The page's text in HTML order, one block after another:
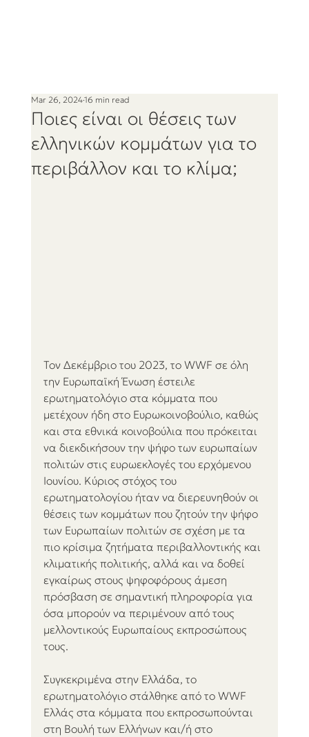
Ποιες είναι οι θέσεις των
ελληνικών κομμάτων για το
περιβάλλον και το κλίμα;
Mar 26, 202416 min read
Τον Δεκέμβριο του 2023, το WWF σε όλη
την Ευρωπαϊκή Ένωση έστειλε
ερωτηματολόγιο στα κόμματα που
μετέχουν ήδη στο Ευρωκοινοβούλιο, καθώς
και στα εθνικά κοινοβούλια που πρόκειται
να διεκδικήσουν την ψήφο των ευρωπαίων
πολιτών στις ευρωεκλογές του ερχόμενου
Ιουνίου. Κύριος στόχος του
ερωτηματολογίου ήταν να διερευνηθούν οι
θέσεις των κομμάτων που ζητούν την ψήφο
των Ευρωπαίων πολιτών σε σχέση με τα
πιο κρίσιμα ζητήματα περιβαλλοντικής και
κλιματικής πολιτικής, αλλά και να δοθεί
εγκαίρως στους ψηφοφόρους άμεση
πρόσβαση σε σημαντική πληροφορία για
όσα μπορούν να περιμένουν από τους
μελλοντικούς Ευρωπαίους εκπροσώπους
τους.
Συγκεκριμένα στην Ελλάδα, το
ερωτηματολόγιο στάλθηκε από το WWF
Ελλάς στα κόμματα που εκπροσωπούνται
στη Βουλή των Ελλήνων και/ή στο